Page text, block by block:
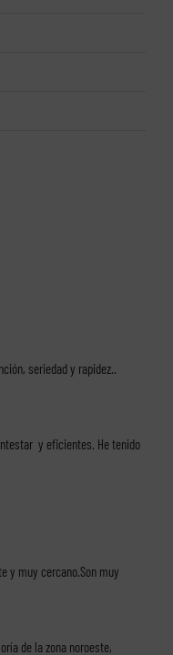
seriedad y rapidez..
y eficientes. He tenido
y muy cercano.Son muy
de la zona noroeste,